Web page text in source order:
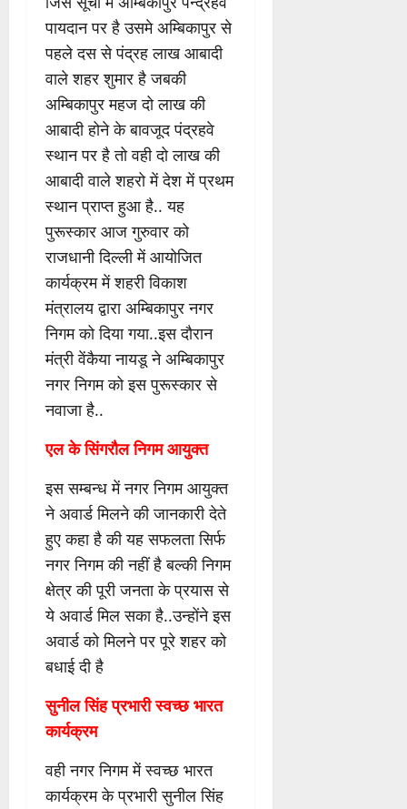
पायदान पर है उसमे अम्बिकापुर से
पहले दस से पंद्रह लाख आबादी
वाले शहर शुमार है जबकी
अम्बिकापुर महज दो लाख की
आबादी होने के बावजूद पंद्रहवे
स्थान पर है तो वही दो लाख की
आबादी वाले शहरो में देश में प्रथम
स्थान प्राप्त हुआ है.. यह
पुरूस्कार आज गुरुवार को
राजधानी दिल्ली में आयोजित
कार्यक्रम में शहरी विकाश
मंत्रालय द्वारा अम्बिकापुर नगर
निगम को दिया गया..इस दौरान
मंत्री वेंकैया नायडू ने अम्बिकापुर
नगर निगम को इस पुरूस्कार से
नवाजा है..
एल के सिंगरौल निगम आयुक्त
इस सम्बन्ध में नगर निगम आयुक्त
ने अवार्ड मिलने की जानकारी देते
हुए कहा है की यह सफलता सिर्फ
नगर निगम की नहीं है बल्की निगम
क्षेत्र की पूरी जनता के प्रयास से
ये अवार्ड मिल सका है..उन्होंने इस
अवार्ड को मिलने पर पूरे शहर को
बधाई दी है
सुनील सिंह प्रभारी स्वच्छ भारत
कार्यक्रम
वही नगर निगम में स्वच्छ भारत
कार्यक्रम के प्रभारी सुनील सिंह